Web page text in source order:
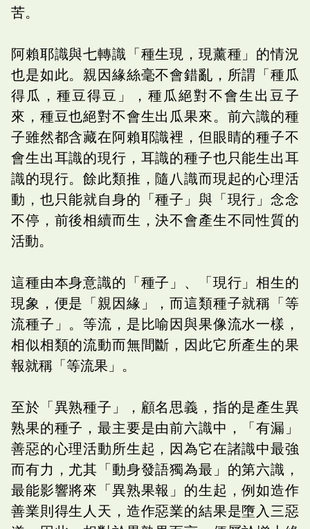
苦。
阿賴耶識與七轉識「種生現，現薰種」的情況
也是如此。親因緣絲毫不會錯亂，所謂「種瓜
得瓜，種豆得豆」，種瓜絕對不會生出豆子
來，種豆也絕對不會生出瓜果來。前六識的種
子雖然都含藏在阿賴耶識裡，但眼睛的種子不
會生出耳識的現行，耳識的種子也只能生出耳
識的現行。餘此類推，隨八識而現起的心理活
動，也只能就自身的「種子」與「現行」念念
不停，前後相續而生，決不會產生不同性質的
活動。
這種由本身意識的「種子」、「現行」相生的
現象，便是「親因緣」，而這類種子就稱「等
流種子」。等流，是比喻因與果像流水一樣，
相似相類的流動而無間斷，因此它所產生的果
報就稱「等流果」。
至於「異熟種子」，顧名思義，指的是產生異
熟果的種子，最主要是由前六識中，「有漏」
善惡的心理活動所生起，因為它在諸識中最強
而有力，尤其「動身發語獨為最」的第六識，
最能影響將來「異熟果報」的生起，例如造作
善業則得生人天，造作惡業的結果是墮入三惡